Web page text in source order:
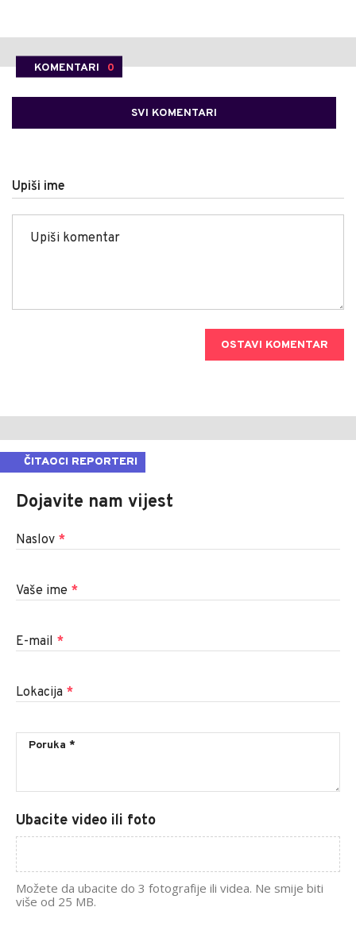
KOMENTARI 0
SVI KOMENTARI
Upiši ime
OSTAVI KOMENTAR
ČITAOCI REPORTERI
Dojavite nam vijest
Naslov *
Vaše ime *
E-mail *
Lokacija *
Ubacite video ili foto
Možete da ubacite do 3 fotografije ili videa. Ne smije biti
više od 25 MB.